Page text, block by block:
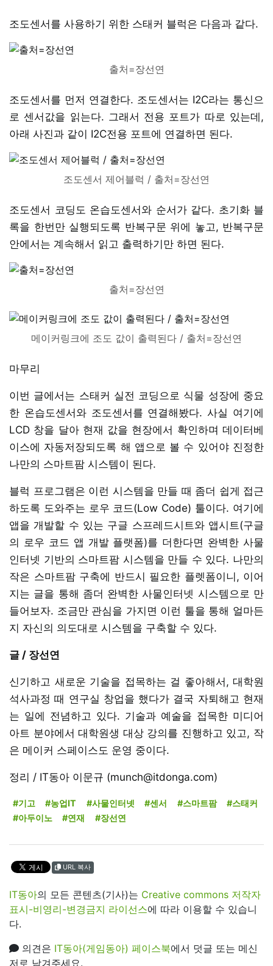
조도센서를 사용하기 위한 스태커 블럭은 다음과 같다.
출처=장선연
조도센서를 먼저 연결한다. 조도센서는 I2C라는 통신으
로 센서값을 읽는다. 그래서 전용 포트가 따로 있는데,
아래 사진과 같이 I2C전용 포트에 연결하면 된다.
조도센서 제어블럭 / 출처=장선연
조도센서 코딩도 온습도센서와 순서가 같다. 초기화 블
록을 한번만 실행되도록 반복구문 위에 놓고, 반복구문
안에서는 계속해서 읽고 출력하기만 하면 된다.
출처=장선연
메이커링크에 조도 값이 출력된다 / 출처=장선연
마무리
이번 글에서는 스태커 실전 코딩으로 식물 성장에 중요
한 온습도센서와 조도센서를 연결해봤다. 사실 여기에
LCD 창을 달아 현재 값을 현장에서 확인하며 데이터베
이스에 자동저장되도록 해 앱으로 볼 수 있어야 진정한
나만의 스마트팜 시스템이 된다.
블럭 프로그램은 이런 시스템을 만들 때 좀더 쉽게 접근
하도록 도와주는 로우 코드(Low Code) 툴이다. 여기에
앱을 개발할 수 있는 구글 스프레드시트와 앱시트(구글
의 로우 코드 앱 개발 플랫폼)를 더한다면 완벽한 사물
인터넷 기반의 스마트팜 시스템을 만들 수 있다. 나만의
작은 스마트팜 구축에 반드시 필요한 플렛폼이니, 이어
지는 글을 통해 좀더 완벽한 사물인터넷 시스템으로 만
들어보자. 조금만 관심을 가지면 이런 툴을 통해 얼마든
지 자신의 의도대로 시스템을 구축할 수 있다.
글 / 장선연
신기하고 새로운 기술을 접목하는 걸 좋아해서, 대학원
석사과정 때 연구실 창업을 했다가 결국 자퇴해고 현재
는 일에 전념하고 있다. 기술과 예술을 접목한 미디어
아트 분야에서 대학원생 대상 강의를 진행하고 있고, 작
은 메이커 스페이스도 운영 중이다.
정리 / IT동아 이문규 (munch@itdonga.com)
#기고 #농업IT #사물인터넷 #센서 #스마트팜
#스태커
#아두이노
#연재 #장선연
URL 복사
IT동아의 모든 콘텐츠(기사)는 Creative commons 저작자
표시-비영리-변경금지 라이선스에 따라 이용할 수 있습니
다.
의견은 IT동아(게임동아) 페이스북에서 덧글 또는 메신
저로 남겨주세요.